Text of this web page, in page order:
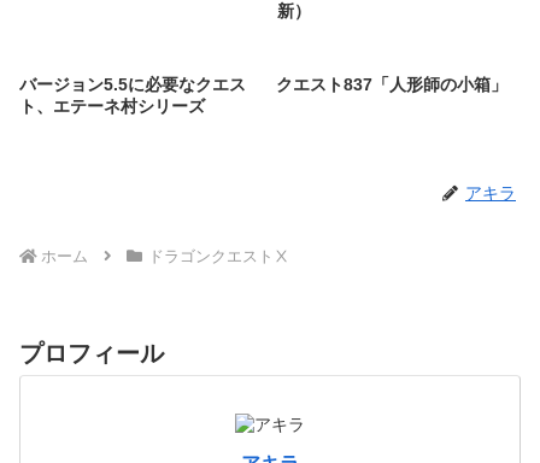
新）
バージョン5.5に必要なクエス
ト、エテーネ村シリーズ
クエスト837「人形師の小箱」
アキラ
ホーム ドラゴンクエストⅩ
プロフィール